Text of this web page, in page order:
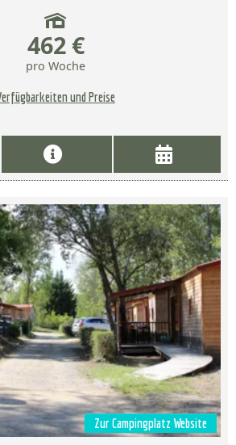
462 €
pro Woche
und Preise
Zur Campingplatz Website